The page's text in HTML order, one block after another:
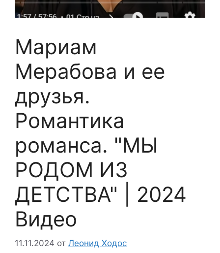
Мариам
Мерабова и ее
друзья.
Романтика
романса. "МЫ
РОДОМ ИЗ
ДЕТСТВА" | 2024
Видео
11.11.2024 от Леонид Ходос